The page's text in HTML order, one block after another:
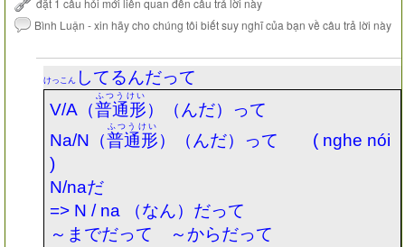
けっこん
してるんだって
V/A（普通形
ふつうけい
）（んだ）って
Na/N （普通形
ふつうけい
）（んだ）って ( nghe nói
)
N/naだ
=> N / na
（なん）だって
～までだって ～からだって